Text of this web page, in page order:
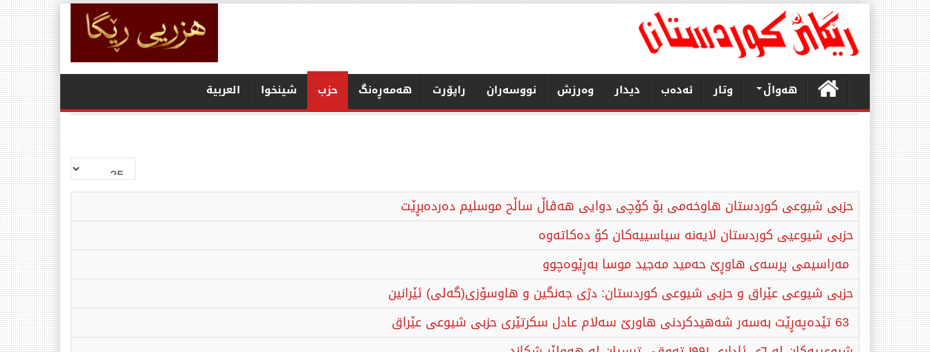
هەواڵ وتار ئەدەب دیدار وەرزش نووسەران راپۆرت هەمەڕەنگ حزب شينخوا العربیة
نمایش
#
حزبی شیوعی کوردستان هاوخەمی بۆ کۆچی دوایی هەڤاڵ ساڵح موسلیم دەردەبڕێت
حزبی شیوعیی كوردستان لایه‌نه سیاسییه‌‌كان كۆ ده‌كاته‌وه‌
مەراسیمی پرسەی هاوڕێ حەمید مەجید موسا بەڕێوەچوو
حزبی شیوعی عێراق و حزبی شیوعی کوردستان: ​دژی جەنگین و هاوسۆزی(گەلی) ئێرانین